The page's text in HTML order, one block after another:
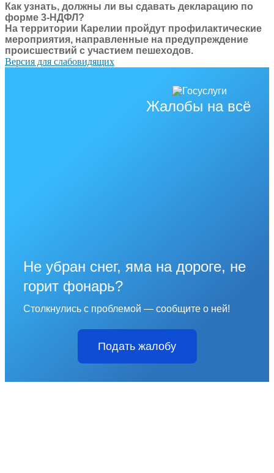
Как узнать, должны ли вы сдавать декларацию по
форме 3-НДФЛ?
На территории Карелии пройдут профилактические
мероприятия, направленные на предупреждение
происшествий с участием пешеходов.
Версия для слабовидящих
Жалобы на всё
Не убран снег, яма на дороге, не
горит фонарь?
Столкнулись с проблемой — сообщите о ней!
Подать жалобу